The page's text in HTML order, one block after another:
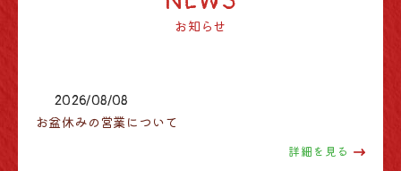
お知らせ
2026/08/08
お盆休みの営業について
詳細を見る